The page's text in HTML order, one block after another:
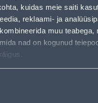
kuidas meie saiti
reklaami- ja
muu teabega,
nad on kogunud
kojuvedu 3,69 € al. 2-5 tööpäeva
al. 2,29 € al. 2-5
alates 06.08.2026